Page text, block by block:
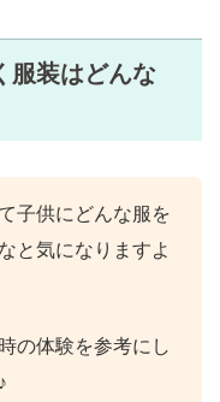
服装はどんな
子供にどんな服を
と気になりますよ
の体験を参考にし